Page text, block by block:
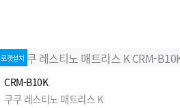
로켓설치
CRM-B10K
쿠쿠 레스티노 매트리스 K